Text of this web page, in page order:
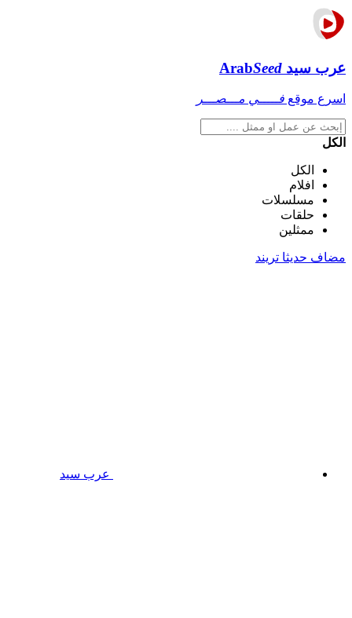
عرب سيد ArabSeed
اسرع موقع فـــــي مـــصـــر
الكل
الكل
افلام
مسلسلات
حلقات
ممثلين
مضاف حديثا تريند
عرب سيد